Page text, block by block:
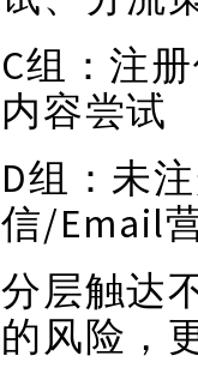
C组：注
内容尝试
D组：未
信/Email
分层触达
的风险，